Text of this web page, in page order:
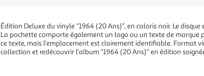
Édition Deluxe du vinyle “1964 (20 Ans)”, en coloris noir. Le
La pochette comporte également un logo ou un texte de marque
ce texte, mais l'emplacement est clairement identifiable. Format
collection et redécouvrir l'album “1964 (20 Ans)” en édition